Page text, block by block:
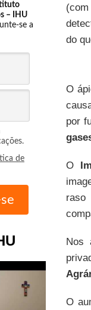
– IHU
se a
de
do
O
por
O
raso
Nos
O